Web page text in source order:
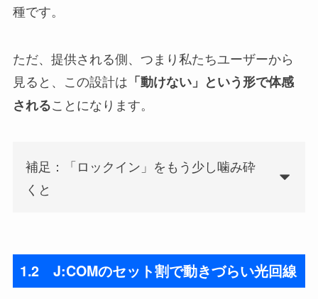
種です。
ただ、提供される側、つまり私たちユーザーから
見ると、この設計は 「動けない」という形で体感
されることになります。
補足：「ロックイン」をもう少し噛み砕
くと
1.2 J:COMのセット割で動きづらい光回線